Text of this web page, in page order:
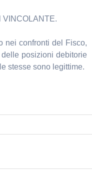
VINCOLANTE.
nei confronti del Fisco,
posizioni debitorie
stesse sono legittime.